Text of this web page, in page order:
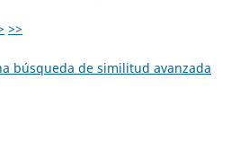
>>
búsqueda de similitud avanzada